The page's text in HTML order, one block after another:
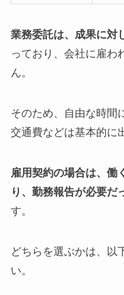
業務委託は、成果に対
っており、会社に雇わ
ん。
そのため、自由な時間
交通費などは基本的に
雇用契約の場合は、働
り、勤務報告が必要だ
す。
どちらを選ぶかは、以
い。